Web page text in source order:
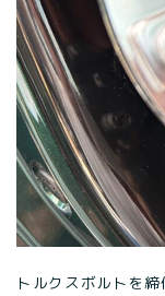
トルクスボルトを